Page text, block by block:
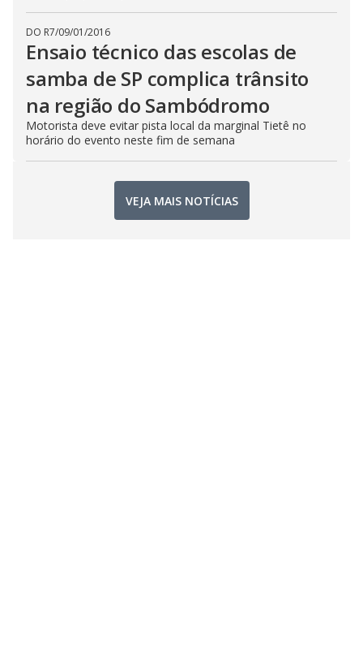
DO R7/09/01/2016
Ensaio técnico das escolas de
samba de SP complica trânsito
na região do Sambódromo
Motorista deve evitar pista local da marginal Tietê no
horário do evento neste fim de semana
VEJA MAIS NOTÍCIAS